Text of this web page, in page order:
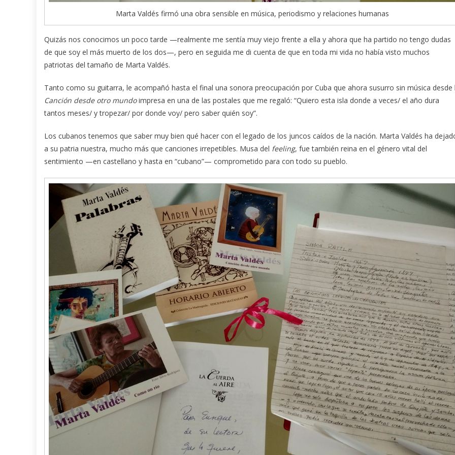
Marta Valdés firmó una obra sensible en música, periodismo y relaciones humanas
Quizás nos conocimos un poco tarde —realmente me sentía muy viejo frente a ella y ahora que ha partido no tengo dudas
de que soy el más muerto de los dos—, pero en seguida me di cuenta de que en toda mi vida no había visto muchos
patriotas del tamaño de Marta Valdés.
Tanto como su guitarra, le acompañó hasta el final una sonora preocupación por Cuba que ahora susurro sin música desde
Canción desde otro mundoimpresa en una de las postales que me regaló: “Quiero esta isla donde a veces/ el año dura
tantos meses/ y tropezar/ por donde voy/ pero saber quién soy”.
Los cubanos tenemos que saber muy bien qué hacer con el legado de los juncos caídos de la nación. Marta Valdés ha
a su patria nuestra, mucho más que canciones irrepetibles. Musa del feeling, fue también reina en el género vital del
sentimiento —en castellano y hasta en “cubano”— comprometido para con todo su pueblo.